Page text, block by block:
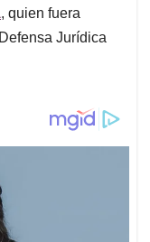
, quien fuera
Jurídica